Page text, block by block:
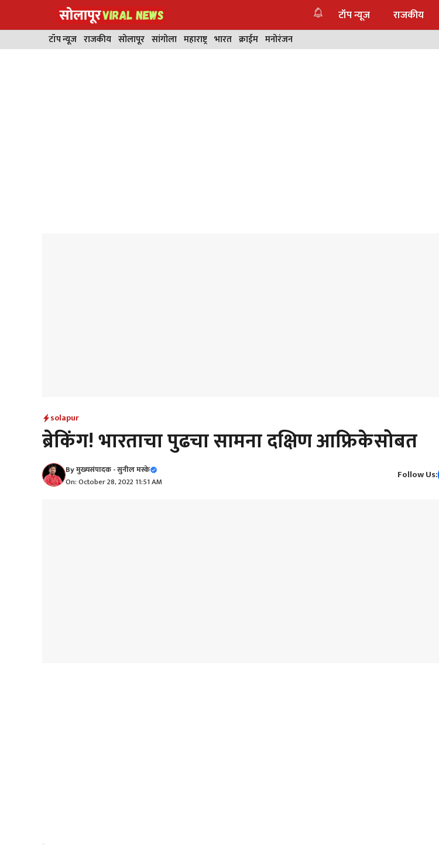
टॉप न्यूज राजकीय
टॉप न्यूज राजकीय सोलापूर सांगोला महाराष्ट्र भारत क्राईम मनोरंजन
solapur
ब्रेकिंग! भारताचा पुढचा सामना दक्षिण आफ्रिकेसोबत
Byमुख्यसंपादक - सुनील मस्के
On: October 28, 2022 11:51 AM
Follow Us: